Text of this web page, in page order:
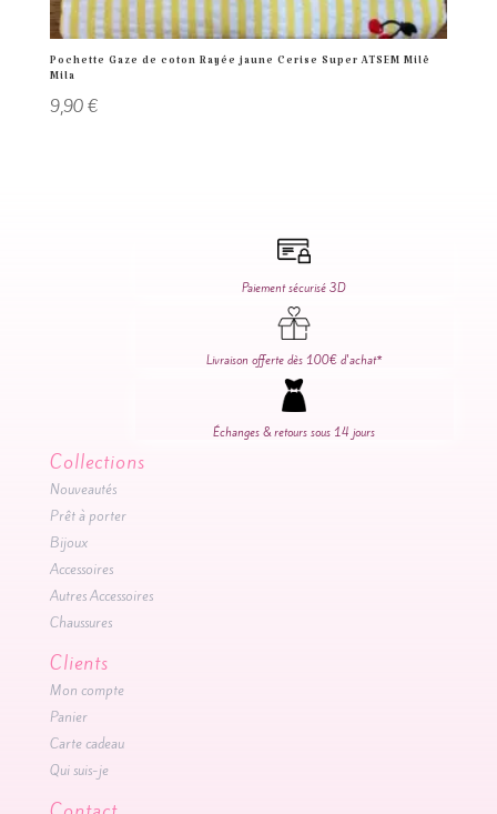
Pochette Gaze de coton Rayée jaune Cerise Super ATSEM Milë
Mila
9,90 €
Paiement sécurisé 3D
Livraison offerte dès 100€ d'achat*
Échanges & retours sous 14 jours
Collections
Nouveautés
Prêt à porter
Bijoux
Accessoires
Autres Accessoires
Chaussures
Clients
Mon compte
Panier
Carte cadeau
Qui suis-je